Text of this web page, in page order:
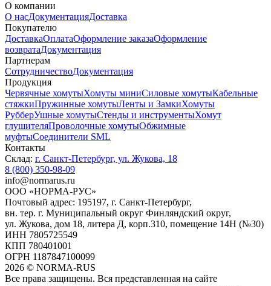
О компании
О насДокументацияДоставка
Покупателю
ДоставкаОплатаОформление заказаОформление
возвратаДокументация
Партнерам
СотрудничествоДокументация
Продукция
Червячные хомутыХомуты миниСиловые хомутыКабельные
стяжкиПружинные хомутыЛенты и ЗамкиХомуты
РубберУшные хомутыСтенды и инструментыХомут
глушителяПроволочные хомутыОбжимные
муфтыСоединители SML
Контакты
Склад: г. Санкт-Петербург, ул. Жукова, 18
8 (800) 350-98-09
info@normarus.ru
ООО «НОРМА-РУС»
Почтовый адрес: 195197, г. Санкт-Петербург,
вн. тер. г. Муниципальный округ Финляндский округ,
ул. Жукова, дом 18, литера Д, корп.310, помещение 14Н (№30)
ИНН 7805725549
КПП 780401001
ОГРН 1187847100099
2026 © NORMA-RUS
Все права защищены. Вся представленная на сайте